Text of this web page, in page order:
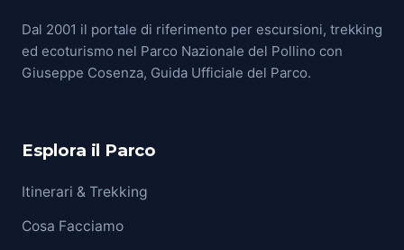
Dal 2001 il portale di riferimento per escursioni, trekking
ed ecoturismo nel Parco Nazionale del Pollino con
Giuseppe Cosenza, Guida Ufficiale del Parco.
Esplora il Parco
Itinerari & Trekking
Cosa Facciamo